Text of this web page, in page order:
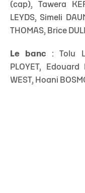
(cap), Tawera
LEYDS, Simeli
THOMAS, Brice
Le banc : Tolu
PLOYET,
WEST, Hoani